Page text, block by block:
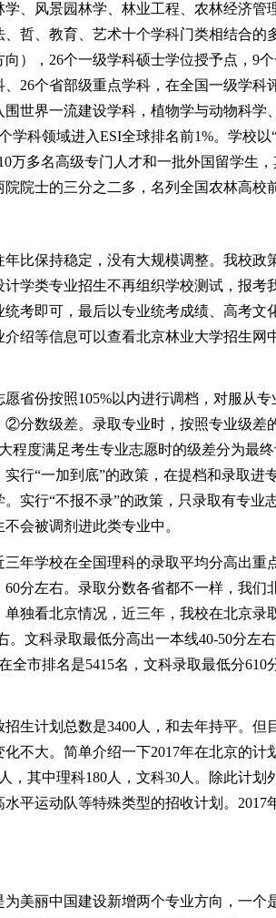
、风景园林学、林业工程、农林经济管
哲、教育、艺术十个学科门类相结合的
），26个一级学科硕士学位授予点，9
26个省部级重点学科，在全国一级学科
世界一流建设学科，植物学与动物科学
学科领域进入ESI全球排名前1%。学校以
万多名高级专门人才和一批外国留学生
院士的三分之二多，名列全国农林高校
保持稳定，没有大规模调整。我校政
学类专业招生不再组织学校测试，报考
考即可，最后以专业统考成绩、高考文
绍等信息可以查看北京林业大学招生网
份按照105%以内进行调档，对服从专
分数级差。录取专业时，按照专业级差
程度满足考生专业志愿时的级差分为最终
行“一加到底”的政策，在提档和录取进
实行“不报不录”的政策，只录取有专业
会被调剂进此类专业中。
学校在全国理科的录取平均分高出重
分左右。录取分数各省都不一样，我们
独看北京情况，近三年，我校在北京录
。文科录取最低分高出一本线40-50分左
全市排名是5415名，文科录取最低分610
计划总数是3400人，和去年持平。但
不大。简单介绍一下2017年在北京的计
，其中理科180人，文科30人。除此计划
平运动队等特殊类型的招收计划。2017
丽中国建设新增两个专业方向，一个